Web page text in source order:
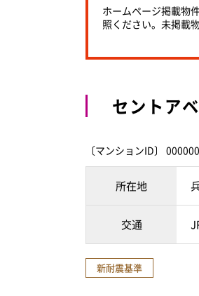
ホームページ掲載物
照ください。未掲載
セントア
〔マンションID〕
所在地
交通
新耐震基準